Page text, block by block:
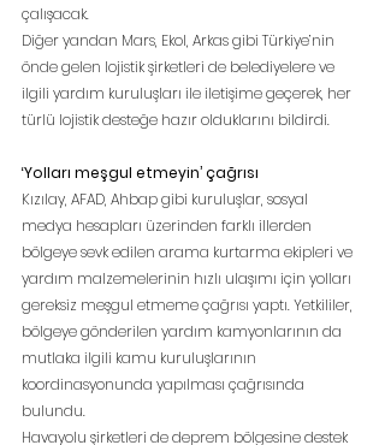
çalışacak.
Diğer yandan Mars, Ekol, Arkas gibi Türkiye’nin
önde gelen lojistik şirketleri de belediyelere ve
ilgili yardım kuruluşları ile iletişime geçerek, her
türlü lojistik desteğe hazır olduklarını bildirdi.
‘Yolları meşgul etmeyin’ çağrısı
Kızılay, AFAD, Ahbap gibi kuruluşlar, sosyal
medya hesapları üzerinden farklı illerden
bölgeye sevk edilen arama kurtarma ekipleri ve
yardım malzemelerinin hızlı ulaşımı için yolları
gereksiz meşgul etmeme çağrısı yaptı. Yetkililer,
bölgeye gönderilen yardım kamyonlarının da
mutlaka ilgili kamu kuruluşlarının
koordinasyonunda yapılması çağrısında
bulundu.
Havayolu şirketleri de deprem bölgesine destek